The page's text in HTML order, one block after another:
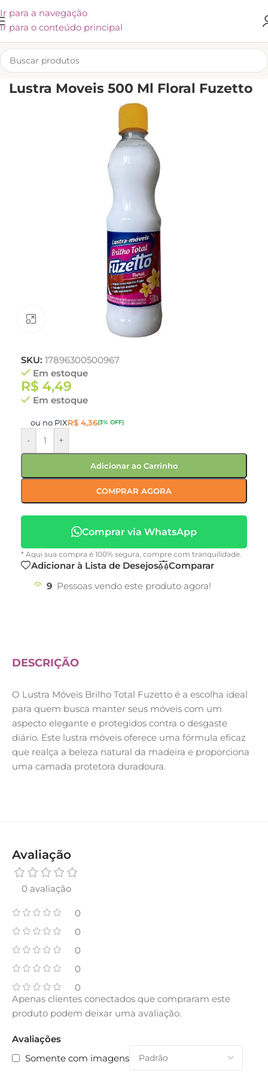
Ir para a navegação
Ir para o conteúdo principal
INÍCIO/KLIVEX
Lustra Moveis 500 Ml Floral Fuzetto
Clique para ampliar
SKU: 17896300500967
Em estoque
R$ 4,49
Em estoque
ou no PIXR$ 4,36(3% OFF)
- +
Adicionar ao Carrinho
COMPRAR AGORA
Comprar via WhatsApp
* Aqui sua compra é 100% segura, compre com tranquilidade.
Adicionar à Lista de Desejos
Comparar
9 Pessoas vendo este produto agora!
DESCRIÇÃO
O Lustra Móveis Brilho Total Fuzetto é a escolha ideal
para quem busca manter seus móveis com um
aspecto elegante e protegidos contra o desgaste
diário. Este lustra móveis oferece uma fórmula eficaz
que realça a beleza natural da madeira e proporciona
uma camada protetora duradoura.
Avaliação
0 avaliação
0
0
0
0
0
Avaliações
Somente com imagens
Apenas clientes conectados que compraram este
produto podem deixar uma avaliação.